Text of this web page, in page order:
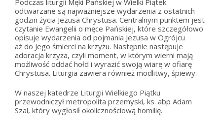
odtwarzane są najważniejsze wydarzenia z ostatnich
godzin życia Jezusa Chrystusa. Centralnym punktem jest
czytanie Ewangelii o męce Pańskiej, które szczegółowo
opisuje wydarzenia od pojmania Jezusa w Ogrójcu
aż do Jego śmierci na krzyżu. Następnie następuje
adoracja krzyża, czyli moment, w którym wierni mają
możliwość oddać hołd i wyrazić swoją wiarę w ofiarę
Chrystusa. Liturgia zawiera również modlitwy, śpiewy.
W naszej katedrze Liturgii Wielkiego Piątku
przewodniczył metropolita przemyski, ks. abp Adam
Szal, który wygłosił okolicznościową homilię.